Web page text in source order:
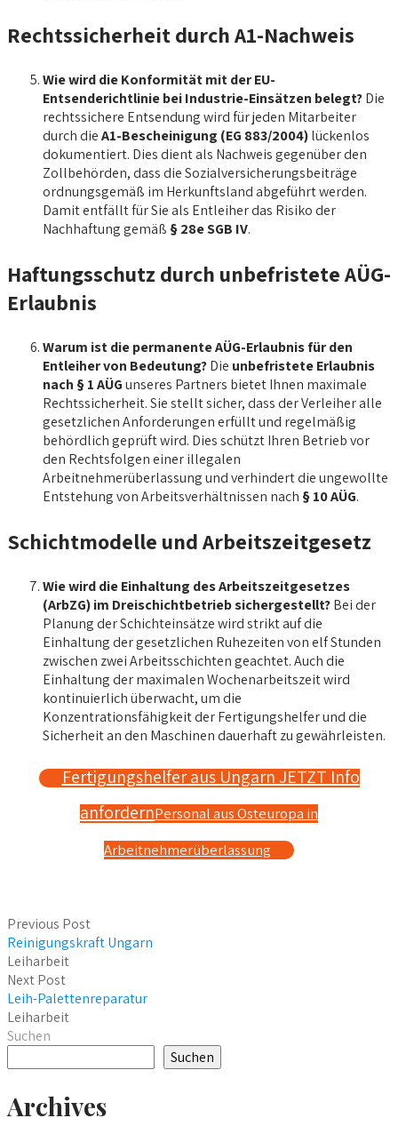
Rechtssicherheit durch A1-Nachweis
Wie wird die Konformität mit der EU-
Entsenderichtlinie bei Industrie-Einsätzen belegt?Die
rechtssichere Entsendung wird für jeden Mitarbeiter
durch dieA1-Bescheinigung (EG 883/2004)lückenlos
dokumentiert. Dies dient als Nachweis gegenüber den
Zollbehörden, dass die Sozialversicherungsbeiträge
ordnungsgemäß im Herkunftsland abgeführt werden.
Damit entfällt für Sie als Entleiher das Risiko der
Nachhaftung gemäß § 28e SGB IV.
Haftungsschutz durch unbefristete AÜG-
Erlaubnis
Warum ist die permanente AÜG-Erlaubnis für den
Entleiher von Bedeutung?Die unbefristete Erlaubnis
nach § 1 AÜGunseres Partners bietet Ihnen maximale
Rechtssicherheit. Sie stellt sicher, dass der Verleiher alle
gesetzlichen Anforderungen erfüllt und regelmäßig
behördlich geprüft wird. Dies schützt Ihren Betrieb vor
den Rechtsfolgen einer illegalen
Arbeitnehmerüberlassung und verhindert die ungewollte
Entstehung von Arbeitsverhältnissen nach § 10 AÜG.
Schichtmodelle und Arbeitszeitgesetz
Wie wird die Einhaltung des Arbeitszeitgesetzes
(ArbZG) im Dreischichtbetrieb sichergestellt?Bei der
Planung der Schichteinsätze wird strikt auf die
Einhaltung der gesetzlichen Ruhezeiten von elf Stunden
zwischen zwei Arbeitsschichten geachtet. Auch die
Einhaltung der maximalen Wochenarbeitszeit wird
kontinuierlich überwacht, um die
Konzentrationsfähigkeit der Fertigungshelfer und die
Sicherheit an den Maschinen dauerhaft zu gewährleisten.
Fertigungshelfer aus Ungarn JETZT Info
anfordernPersonal aus Osteuropa in
Arbeitnehmerüberlassung
Previous Post
Reinigungskraft Ungarn
Leiharbeit
Next Post
Leih-Palettenreparatur
Leiharbeit
Suchen
Suchen
Archives